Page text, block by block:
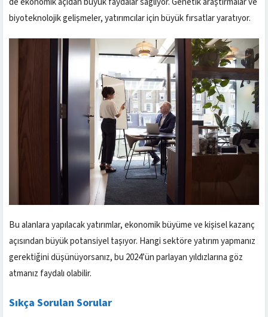
biyoteknolojik gelişmeler, yatırımcılar için büyük fırsatlar yaratıyor.
Bu alanlara yapılacak yatırımlar, ekonomik büyüme ve kişisel kazanç
açısından büyük potansiyel taşıyor. Hangi sektöre yatırım yapmanız
gerektiğini düşünüyorsanız, bu 2024’ün parlayan yıldızlarına göz
atmanız faydalı olabilir.
Sıkça Sorulan Sorular